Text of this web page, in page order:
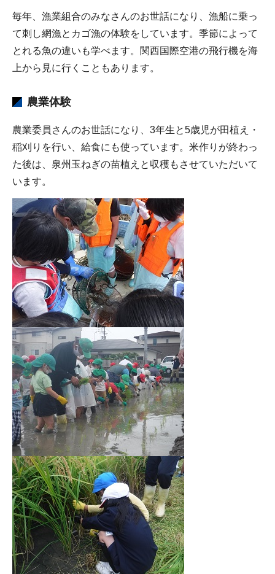
毎年、漁業組合のみなさんのお世話になり、漁船に乗っ
て刺し網漁とカゴ漁の体験をしています。季節によって
とれる魚の違いも学べます。関西国際空港の飛行機を海
上から見に行くこともあります。
農業体験
農業委員さんのお世話になり、3年生と5歳児が田植え・
稲刈りを行い、給食にも使っています。米作りが終わっ
た後は、泉州玉ねぎの苗植えと収穫もさせていただいて
います。